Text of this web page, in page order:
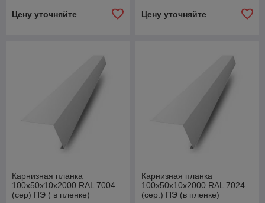
Цену уточняйте Цену уточняйте
Карнизная планка
100х50х10х2000 RAL 7004
(cер) ПЭ ( в пленке)
Карнизная планка
100х50х10х2000 RAL 7024
(сер.) ПЭ (в пленке)